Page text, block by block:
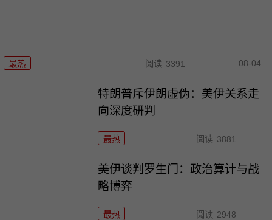
最热 阅读 3391 08-04
特朗普斥伊朗虚伪：美伊关系走
向深度研判
最热 阅读 3881
美伊谈判罗生门：政治算计与战
略博弈
最热 阅读 2948